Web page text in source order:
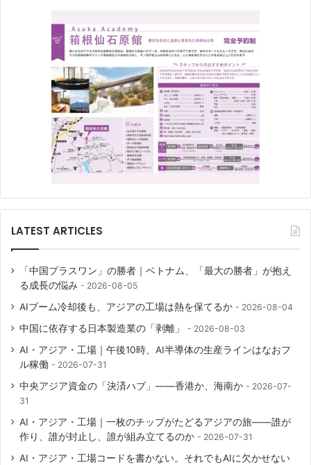
LATEST ARTICLES
「中国プラスワン」の勝者｜ベトナム、「最大の勝者」が抱え
る成長の悩み
2026-08-05
AIブーム冷却後も、アジアの工場は熱を保てるか 2026-08-04
中国に依存する日本製造業の「剥離」 2026-08-03
AI・アジア・工場｜午後10時、AI半導体の生産ラインはなおフ
ル稼働
2026-07-31
中央アジア資金の「決済ハブ」――香港か、海南か
2026-07-
31
AI・アジア・工場｜一枚のチップがたどるアジアの旅――誰が
作り、誰が封止し、誰が組み立てるのか
2026-07-31
AI・アジア・工場コードを書かない。それでもAIに欠かせない